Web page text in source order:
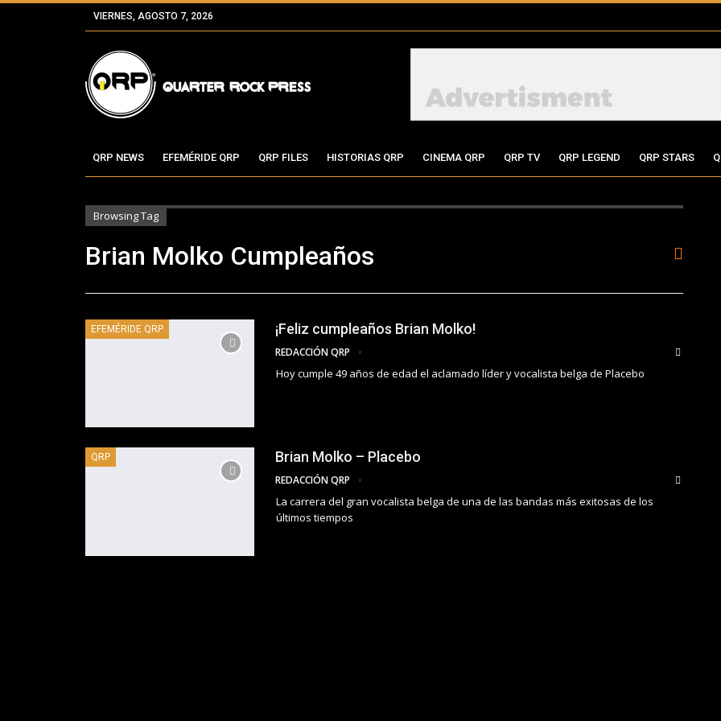
VIERNES, AGOSTO 7, 2026
QRP NEWS EFEMÉRIDE QRP QRP FILES HISTORIAS QRP CINEMA QRP QRP TV QRP LEGEND QRP STARS
Browsing Tag
Brian Molko Cumpleaños
EFEMÉRIDE QRP ¡Feliz cumpleaños Brian Molko!
REDACCIÓN QRP
Hoy cumple 49 años de edad el aclamado líder y vocalista belga de Placebo
QRP Brian Molko – Placebo
REDACCIÓN QRP
La carrera del gran vocalista belga de una de las bandas más exitosas de los
últimos tiempos